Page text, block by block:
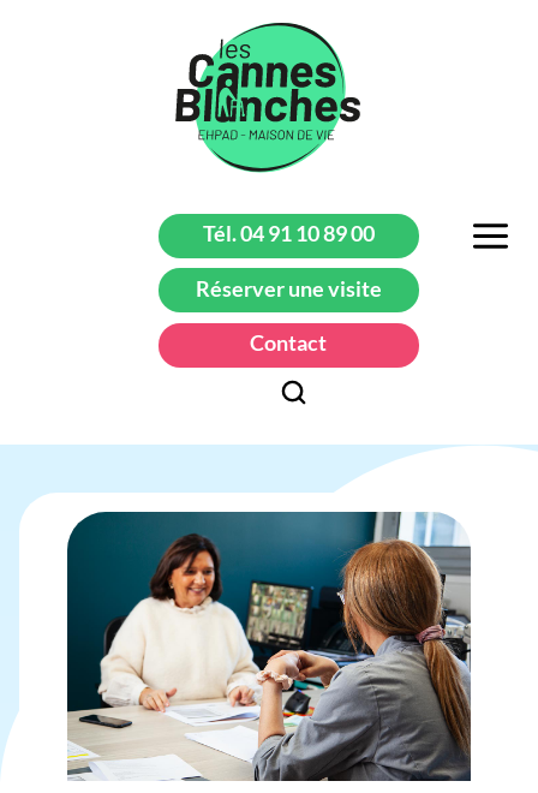
Tél. 04 91 10 89 00
Réserver une visite
Contact